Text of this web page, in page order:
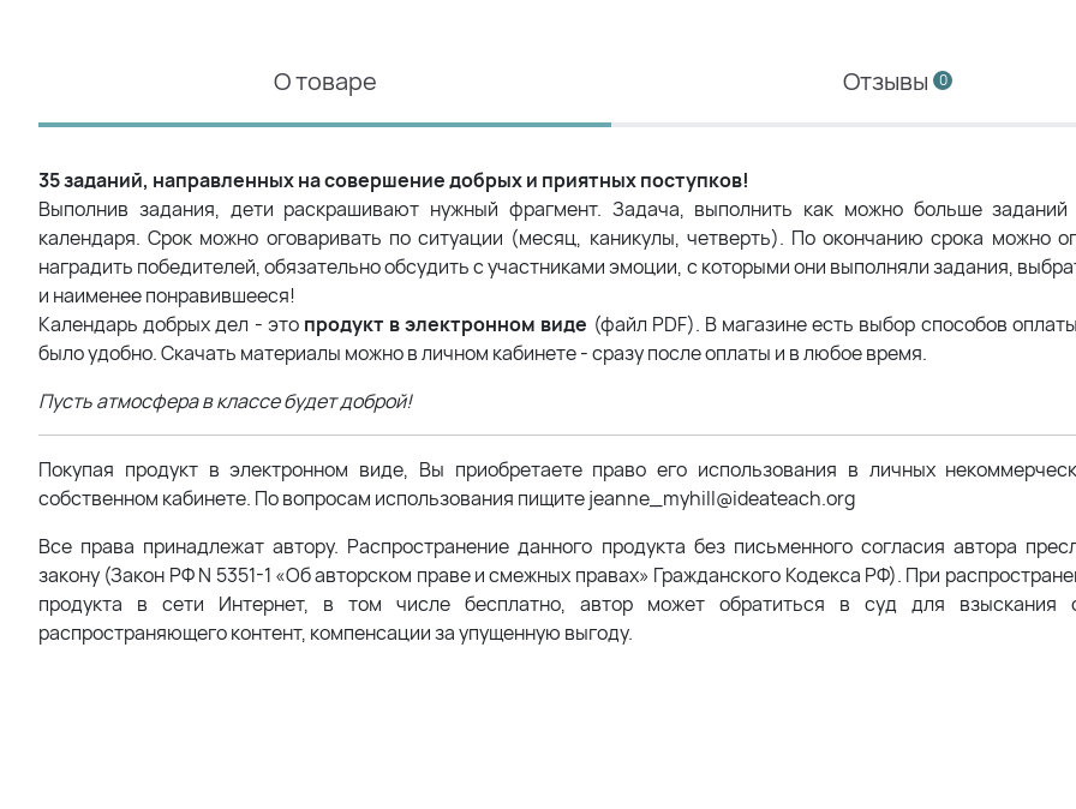
О товаре Отзывы 0
35 заданий, направленных на совершение добрых и приятных поступков!
Выполнив задания, дети раскрашивают нужный фрагмент. Задача, выполнить как можно больше заданий
календаря. Срок можно оговаривать по ситуации (месяц, каникулы, четверть). По окончанию срока можно
наградить победителей, обязательно обсудить с участниками эмоции, с которыми они выполняли задания,
и наименее понравившееся!
Календарь добрых дел - это продукт в электронном виде (файл PDF). В магазине есть выбор способов
было удобно. Скачать материалы можно в личном кабинете - сразу после оплаты и в любое время.
Пусть атмосфера в классе будет доброй!
Покупая продукт в электронном виде, Вы приобретаете право его использования в личных
собственном кабинете. По вопросам использования пищите jeanne_myhill@ideateach.org
Все права принадлежат автору. Распространение данного продукта без письменного согласия автора
закону (Закон РФ N 5351-1 «Об авторском праве и смежных правах» Гражданского Кодекса РФ). При
продукта в сети Интернет, в том числе бесплатно, автор может обратиться в суд для взыскания
распространяющего контент, компенсации за упущенную выгоду.